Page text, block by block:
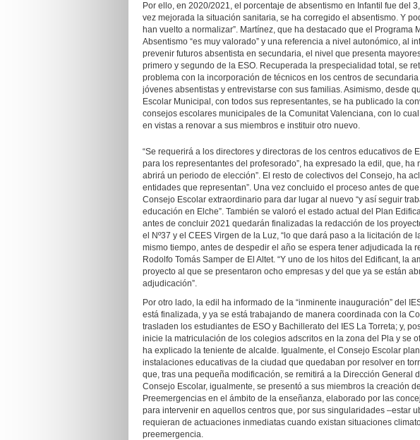
Por ello, en 2020/2021, el porcentaje de absentismo en Infantil fue del
vez mejorada la situación sanitaria, se ha corregido el absentismo. Y
han vuelto a normalizar”. Martínez, que ha destacado que el Programa
Absentismo “es muy valorado” y una referencia a nivel autonómico, al
prevenir futuros absentista en secundaria, el nivel que presenta
primero y segundo de la ESO. Recuperada la prespecialidad total, se
problema con la incorporación de técnicos en los centros de
jóvenes absentistas y entrevistarse con sus familias. Asimismo, desde
Escolar Municipal, con todos sus representantes, se ha publicado la
consejos escolares municipales de la Comunitat Valenciana, con lo
en vistas a renovar a sus miembros e instituir otro nuevo.
“Se requerirá a los directores y directoras de los centros educativos de
para los representantes del profesorado”, ha expresado la edil, que, ha
abrirá un periodo de elección”. El resto de colectivos del Consejo, ha
entidades que representan”. Una vez concluido el proceso antes de
Consejo Escolar extraordinario para dar lugar al nuevo “y así seguir
educación en Elche”. También se valoró el estado actual del Plan
antes de concluir 2021 quedarán finalizadas la redacción de los
el Nº37 y el CEES Virgen de la Luz, “lo que dará paso a la licitación de
mismo tiempo, antes de despedir el año se espera tener adjudicada la
Rodolfo Tomás Samper de El Altet. “Y uno de los hitos del Edificant, la
proyecto al que se presentaron ocho empresas y del que ya se están
adjudicación”.
Por otro lado, la edil ha informado de la “inminente inauguración” del
está finalizada, y ya se está trabajando de manera coordinada con la
trasladen los estudiantes de ESO y Bachillerato del IES La Torreta; y,
inicie la matriculación de los colegios adscritos en la zona del Pla y se
ha explicado la teniente de alcalde. Igualmente, el Consejo Escolar
instalaciones educativas de la ciudad que quedaban por resolver en
que, tras una pequeña modificación, se remitirá a la Dirección General
Consejo Escolar, igualmente, se presentó a sus miembros la creación
Preemergencias en el ámbito de la enseñanza, elaborado por las
para intervenir en aquellos centros que, por sus singularidades –estar
requieran de actuaciones inmediatas cuando existan situaciones
preemergencia.